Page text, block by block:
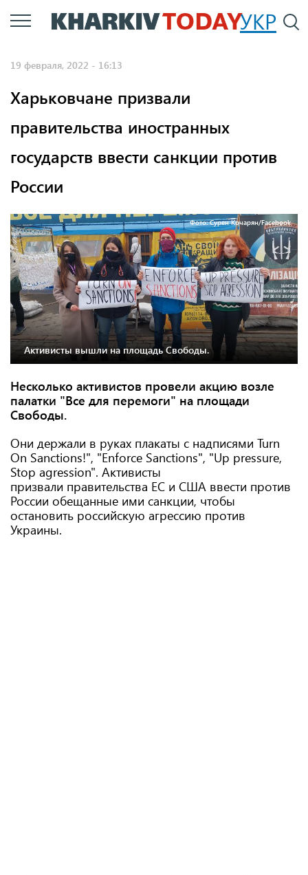
Перейти
к
УКР
19 февраля, 2022 - 16:13
Харьковчане призвали
правительства иностранных
государств ввести санкции против
России
Фото: Сурен Кочарян/Facebook
Активисты вышли на площадь Свободы.
Несколько активистов провели акцию возле
палатки "Все для перемоги" на площади
Свободы.
Они держали в руках плакаты с надписями Turn
On Sanctions!", "Enforce Sanctions", "Up pressure,
Stop agression". Активисты
призвали правительства ЕС и США ввести против
России обещанные ими санкции, чтобы
остановить российскую агрессию против
Украины.